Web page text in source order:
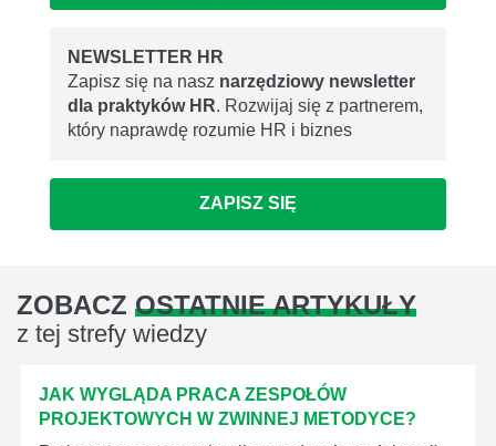
NEWSLETTER HR
Zapisz się na nasz narzędziowy newsletter
dla praktyków HR. Rozwijaj się z partnerem,
który naprawdę rozumie HR i biznes
ZAPISZ SIĘ
ZOBACZ OSTATNIE ARTYKUŁY
z tej strefy wiedzy
JAK WYGLĄDA PRACA ZESPOŁÓW
PROJEKTOWYCH W ZWINNEJ METODYCE?